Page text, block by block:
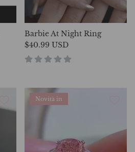
Barbie At Night Ring
$40.99 USD
Novità in